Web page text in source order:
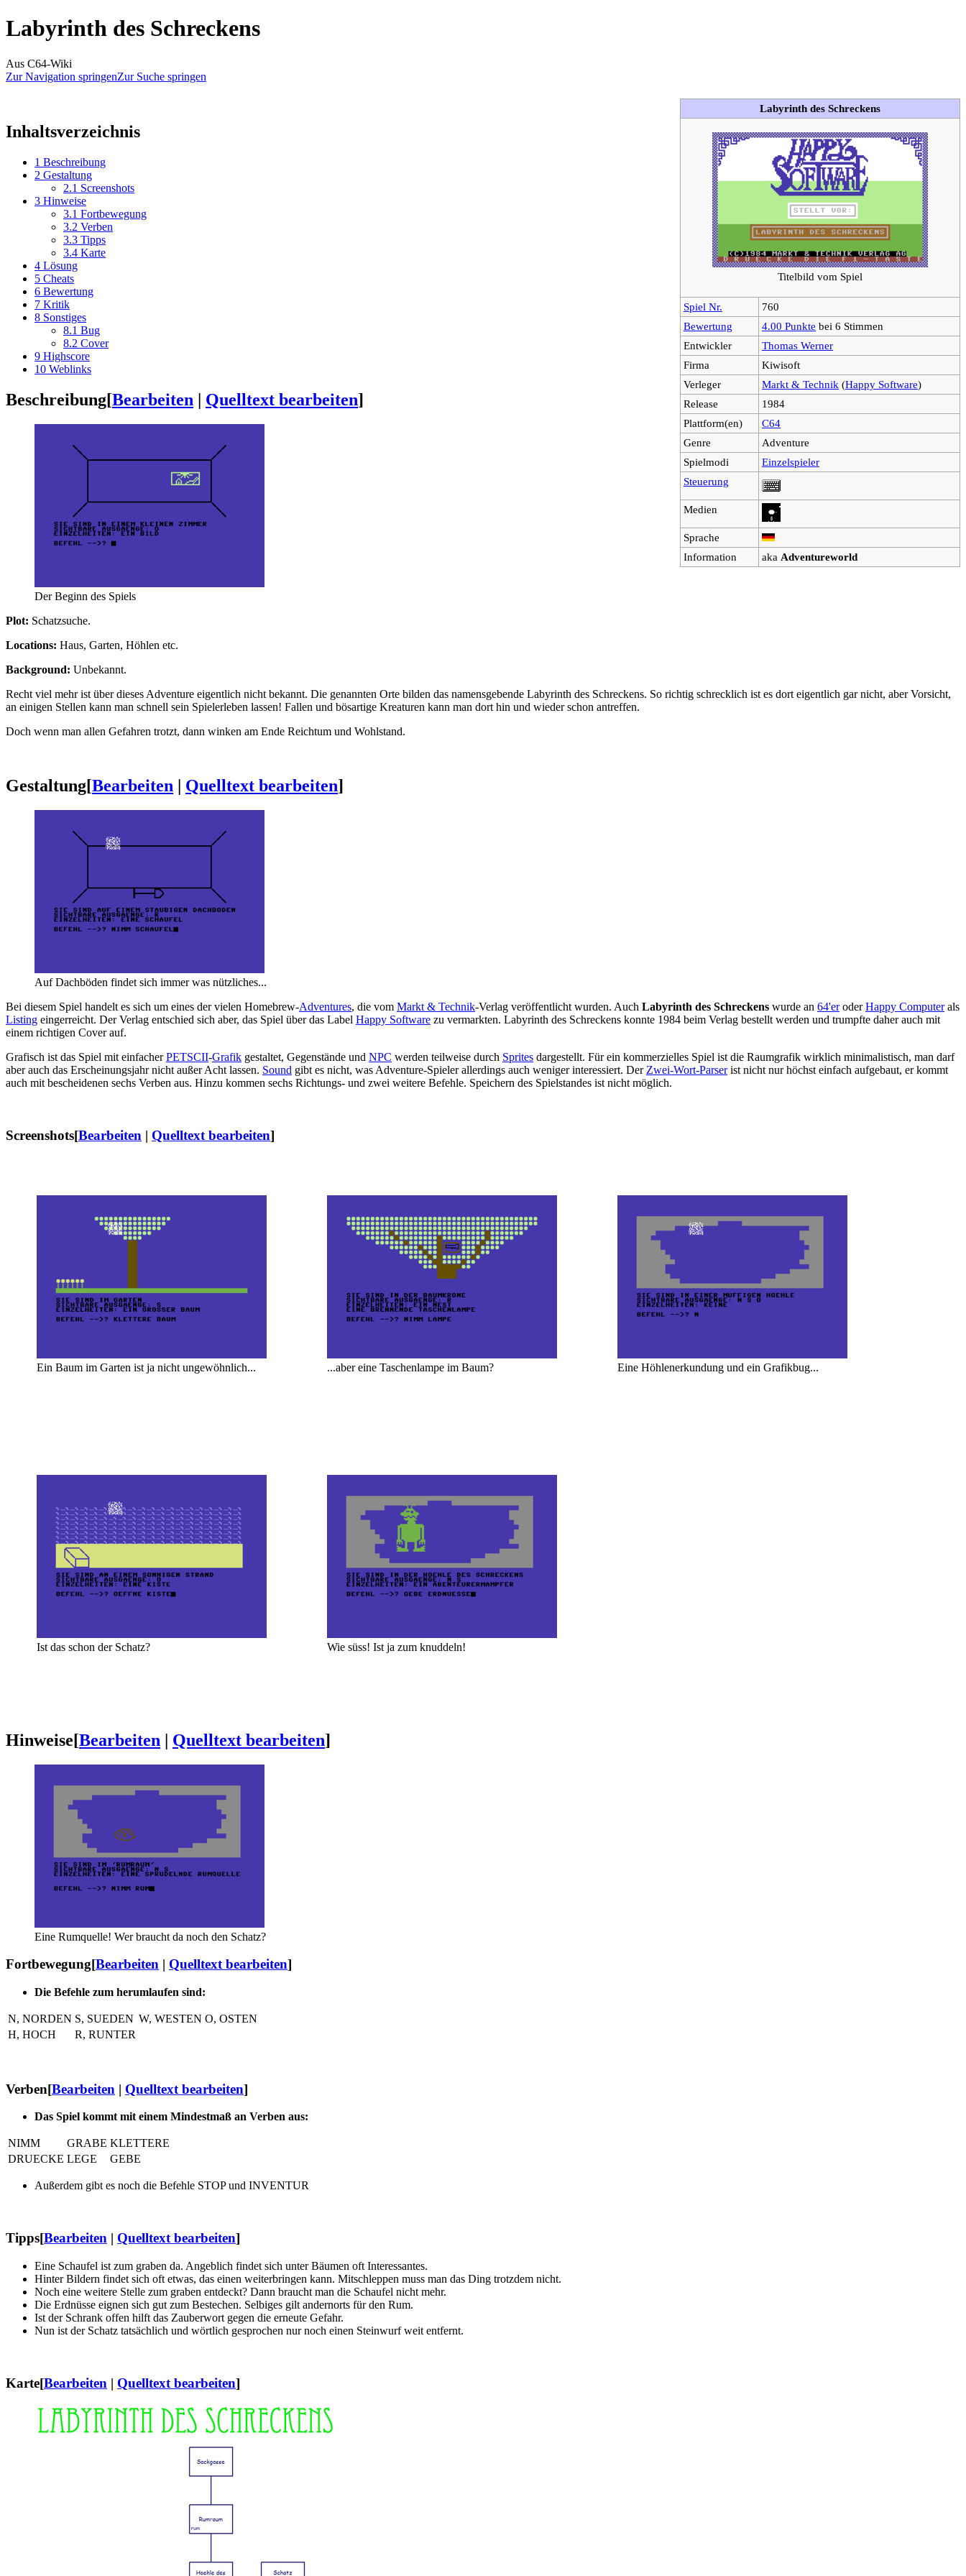
Labyrinth des Schreckens
Aus C64-Wiki
Zur Navigation springenZur Suche springen
Labyrinth des Schreckens
Titelbild vom Spiel
Spiel Nr.
760
Bewertung
4.00 Punkte bei 6 Stimmen
Entwickler
Thomas Werner
Firma
Kiwisoft
Verleger
Markt & Technik (Happy Software)
Release
1984
Plattform(en)
C64
Genre
Adventure
Spielmodi
Einzelspieler
Steuerung
Medien
Sprache
Information
aka Adventureworld
Inhaltsverzeichnis
1 Beschreibung
2 Gestaltung
2.1 Screenshots
3 Hinweise
3.1 Fortbewegung
3.2 Verben
3.3 Tipps
3.4 Karte
4 Lösung
5 Cheats
6 Bewertung
7 Kritik
8 Sonstiges
8.1 Bug
8.2 Cover
9 Highscore
10 Weblinks
Beschreibung[Bearbeiten | Quelltext bearbeiten]
Der Beginn des Spiels
Plot: Schatzsuche.
Locations: Haus, Garten, Höhlen etc.
Background: Unbekannt.
Recht viel mehr ist über dieses Adventure eigentlich nicht bekannt. Die genannten Orte bilden das namensgebende Labyrinth des Schreckens. So richtig schrecklich ist es dort eigentlich gar nicht, aber Vorsicht,
an einigen Stellen kann man schnell sein Spielerleben lassen! Fallen und bösartige Kreaturen kann man dort hin und wieder schon antreffen.
Doch wenn man allen Gefahren trotzt, dann winken am Ende Reichtum und Wohlstand.
Gestaltung[Bearbeiten Quelltext bearbeiten]
Auf Dachböden findet sich immer was nützliches...
Bei diesem Spiel handelt es sich um eines der vielen Homebrew-Adventures, die vom Markt & Technik-Verlag veröffentlicht wurden. Auch Labyrinth des Schreckens wurde an 64'eroderHappy Computerals
Listing eingerreicht. Der Verlag entschied sich aber, das Spiel über das Label Happy Software zu vermarkten. Labyrinth des Schreckens konnte 1984 beim Verlag bestellt werden und trumpfte daher auch mit
einem richtigen Cover auf.
Grafisch ist das Spiel mit einfacherPETSCII-Grafik gestaltet, Gegenstände und NPC werden teilweise durch Sprites dargestellt. Für ein kommerzielles Spiel ist die Raumgrafik wirklich minimalistisch, man darf
aber auch das Erscheinungsjahr nicht außer Acht lassen. Sound gibt es nicht, was Adventure-Spieler allerdings auch weniger interessiert. Der Zwei-Wort-Parserist nicht nur höchst einfach aufgebaut, er kommt
auch mit bescheidenen sechs Verben aus. Hinzu kommen sechs Richtungs- und zwei weitere Befehle. Speichern des Spielstandes ist nicht möglich.
Screenshots[Bearbeiten | Quelltext bearbeiten]
Ein Baum im Garten ist ja nicht ungewöhnlich... ...aber eine Taschenlampe im Baum? Eine Höhlenerkundung und ein Grafikbug...
Ist das schon der Schatz? Wie süss! Ist ja zum knuddeln!
Hinweise[Bearbeiten | Quelltext bearbeiten]
Eine Rumquelle! Wer braucht da noch den Schatz?
Fortbewegung[Bearbeiten | Quelltext bearbeiten]
Die Befehle zum herumlaufen sind:
N, NORDEN S, SUEDEN W, WESTEN O, OSTEN
H, HOCH
R, RUNTER
Verben[Bearbeiten | Quelltext bearbeiten]
Das Spiel kommt mit einem Mindestmaß an Verben aus:
NIMM GRABE KLETTERE
DRUECKE LEGE GEBE
Außerdem gibt es noch die Befehle STOP und INVENTUR
Tipps[Bearbeiten | Quelltext bearbeiten]
Eine Schaufel ist zum graben da. Angeblich findet sich unter Bäumen oft Interessantes.
Hinter Bildern findet sich oft etwas, das einen weiterbringen kann. Mitschleppen muss man das Ding trotzdem nicht.
Noch eine weitere Stelle zum graben entdeckt? Dann braucht man die Schaufel nicht mehr.
Die Erdnüsse eignen sich gut zum Bestechen. Selbiges gilt andernorts für den Rum.
Ist der Schrank offen hilft das Zauberwort gegen die erneute Gefahr.
Nun ist der Schatz tatsächlich und wörtlich gesprochen nur noch einen Steinwurf weit entfernt.
Karte[Bearbeiten | Quelltext bearbeiten]